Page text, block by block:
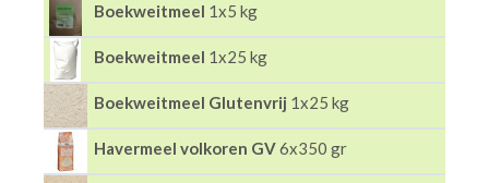
Boekweitmeel 1x5 kg
Boekweitmeel 1x25 kg
Boekweitmeel Glutenvrij 1x25 kg
Havermeel volkoren GV6x350 gr